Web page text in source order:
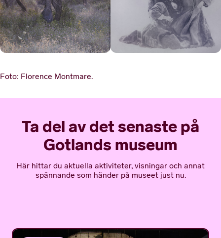
Foto: Florence Montmare.
Ta del av det senaste på
Gotlands museum
Här hittar du aktuella aktiviteter, visningar och annat
spännande som händer på museet just nu.